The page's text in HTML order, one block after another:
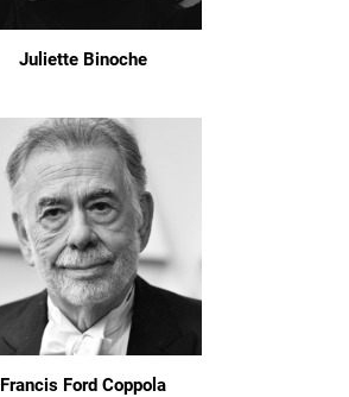
Juliette Binoche
Francis Ford Coppola